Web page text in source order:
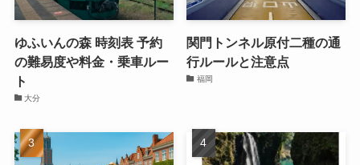
ゆふいんの森 時刻表 予約
の難易度や料金・乗車ルー
ト
大分
関門トンネル原付二種の通
行ルールと注意点
福岡